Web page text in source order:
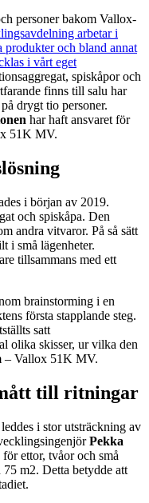
personer bakom Vallox-
arbetar i
och bland annat
i vårt eget
spiskåpor och
finns till salu har
drygt tio personer.
har haft ansvaret för
51K MV.
i början av 2019.
och spiskåpa. Den
andra vitvaror. På så sätt
i små lägenheter.
tillsammans med ett
brainstorming i en
första stapplande steg.
satt
olika skisser, ur vilka den
– Vallox 51K MV.
till ritningar
i stor utsträckning av
Pekka
ettor, tvåor och små
m2. Detta betydde att